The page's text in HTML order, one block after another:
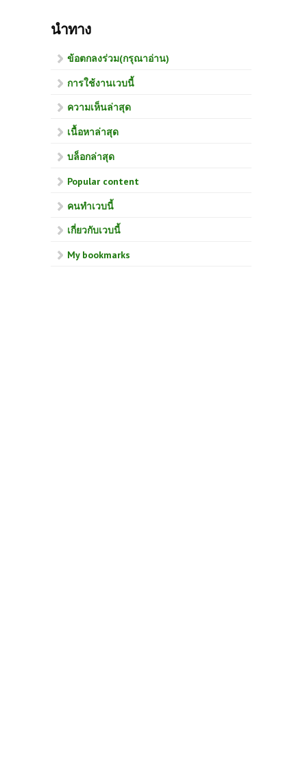
นำทาง
ข้อตกลงร่วม(กรุณาอ่าน)
การใช้งานเวบนี้
ความเห็นล่าสุด
เนื้อหาล่าสุด
บล็อกล่าสุด
Popular content
คนทำเวบนี้
เกี่ยวกับเวบนี้
My bookmarks